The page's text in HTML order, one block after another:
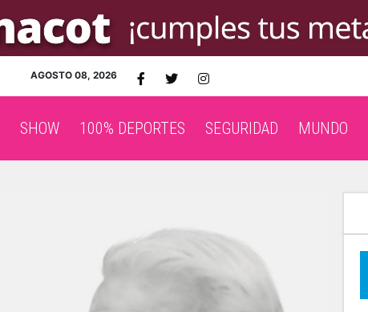
AGOSTO 08, 2026
SHOW 100% DEPORTES SEGURIDAD MUNDO